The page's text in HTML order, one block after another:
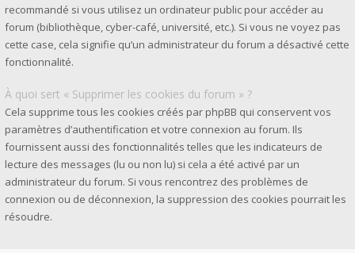
recommandé si vous utilisez un ordinateur public pour accéder au
forum (bibliothèque, cyber-café, université, etc.). Si vous ne voyez pas
cette case, cela signifie qu’un administrateur du forum a désactivé cette
fonctionnalité.
À quoi sert « Supprimer les cookies du forum » ?
Cela supprime tous les cookies créés par phpBB qui conservent vos
paramètres d’authentification et votre connexion au forum. Ils
fournissent aussi des fonctionnalités telles que les indicateurs de
lecture des messages (lu ou non lu) si cela a été activé par un
administrateur du forum. Si vous rencontrez des problèmes de
connexion ou de déconnexion, la suppression des cookies pourrait les
résoudre.